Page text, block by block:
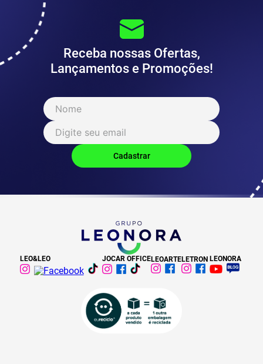
Receba nossas Ofertas,
Lançamentos e Promoções!
LEO&LEO JOCAR OFFICELEOARTELETRON LEONORA